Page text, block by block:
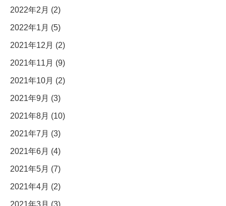
2022年2月 (2)
2022年1月 (5)
2021年12月 (2)
2021年11月 (9)
2021年10月 (2)
2021年9月 (3)
2021年8月 (10)
2021年7月 (3)
2021年6月 (4)
2021年5月 (7)
2021年4月 (2)